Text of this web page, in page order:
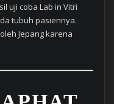
uji coba Lab in Vitri
tubuh pasiennya.
Jepang karena